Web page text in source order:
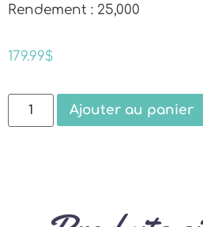
Rendement : 25,000
179.99$
Ajouter au panier